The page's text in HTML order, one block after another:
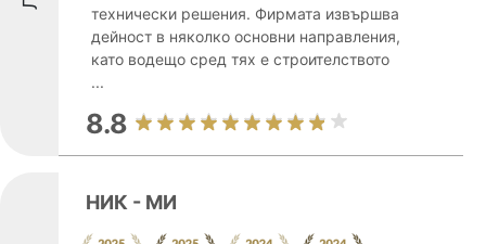
технически решения. Фирмата извършва
дейност в няколко основни направления,
като водещо сред тях е строителството
...
8.8
НИК - МИ